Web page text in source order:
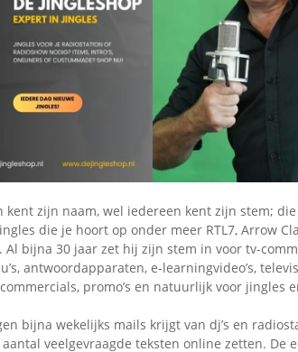
Omroepbanden
Stoomfluit Klaas
Vaak
Uitvinding
jinglecassette
kent zijn naam, wel iedereen kent zijn stem;
die je hoort op onder meer RTL7, Arrow
bijna 30 jaar zet hij zijn stem in voor tv-
antwoordapparaten, e-learningvideo’s,
commercials, promo’s en natuurlijk voor jingles
bijna wekelijks mails krijgt van dj’s en
veelgevraagde teksten online zetten. De